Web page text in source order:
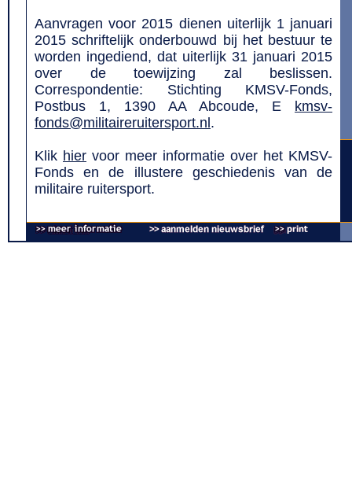
Aanvragen voor 2015 dienen uiterlijk 1 januari
2015 schriftelijk onderbouwd bij het bestuur te
worden ingediend, dat uiterlijk 31 januari 2015
over de toewijzing zal beslissen.
Correspondentie: Stichting KMSV-Fonds,
Postbus 1, 1390 AA Abcoude, E kmsv-
fonds@militaireruitersport.nl .
Klik hier voor meer informatie over het KMSV-
Fonds en de illustere geschiedenis van de
militaire ruitersport.